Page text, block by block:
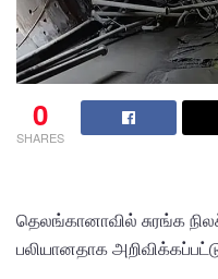
0
SHARES
தெலங்கானாவில் சுரங்க
பலியானதாக